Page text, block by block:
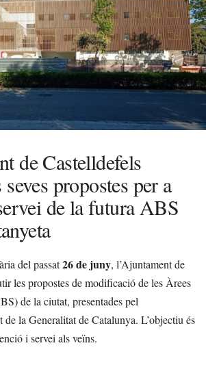
de Castelldefels
propostes per a
de la futura ABS
del passat26 de juny, l’Ajuntament de
les propostes de modificació de les Àrees
de la ciutat, presentades pel
de la Generalitat de Catalunya. L’objectiu és
i servei als veïns.